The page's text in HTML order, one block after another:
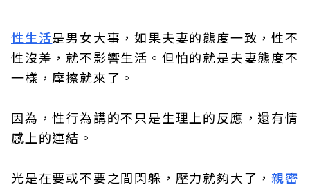
性生活是男女大事，如果夫妻的態度一致，性不
性沒差，就不影響生活。但怕的就是夫妻態度不
一樣，摩擦就來了。
因為，性行為講的不只是生理上的反應，還有情
感上的連結。
光是在要或不要之間閃躲，壓力就夠大了，親密